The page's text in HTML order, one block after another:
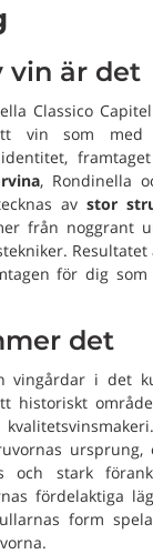
vin är det
Classico
vin som med
identitet,
, Rondinella
av stor
från noggrant
Resultatet
för dig
det
vingårdar i det
historiskt
och stark
fördelaktiga
form